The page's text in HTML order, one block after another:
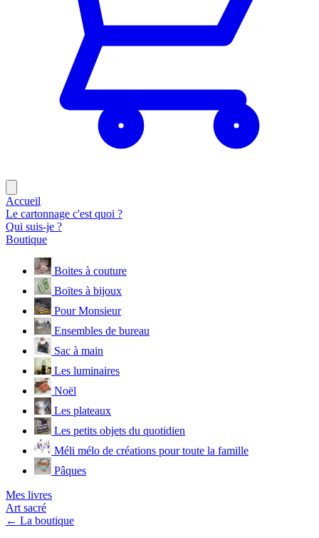
Accueil
Le cartonnage c'est quoi ?
Qui suis-je ?
Boutique
Boites à couture
Boïtes à bijoux
Pour Monsieur
Ensembles de bureau
Sac à main
Les luminaires
Noël
Les plateaux
Les petits objets du quotidien
Méli mélo de créations pour toute la famille
Pâques
Mes livres
Art sacré
← La boutique